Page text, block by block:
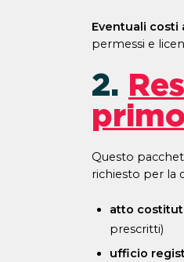
Eventuali costi
permessi e
2.
Questo
richiesto per la
atto
prescritti)
ufficio